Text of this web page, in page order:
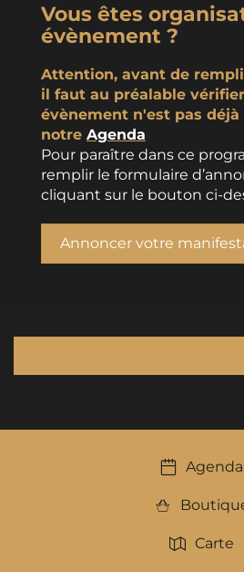
Vous êtes
évènement ?
Attention, avant de
il faut au préalable
évènement n'est pas
notre Agenda
Pour paraître dans ce
remplir le formulaire
cliquant sur le bouton ci-
Annoncer votre
Agenda
Carte